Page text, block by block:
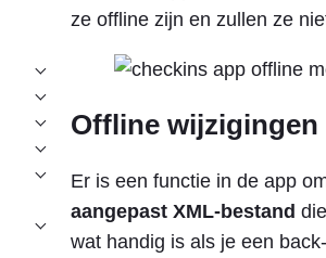
ze offline zijn en zullen ze
Offline
Er is een functie in de app
aangepast XML-bestand
wat handig is als je een